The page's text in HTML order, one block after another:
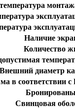
Наличие
Количество
Внешний диаметр
в соответствии с
Свинцовая